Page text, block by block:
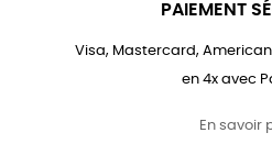
PAIEMENT
Visa, Mastercard,
en 4x avec
En savoir